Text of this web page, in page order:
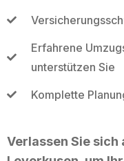
Erfahrene
unterstützen Sie
Komplette
Verlassen Sie